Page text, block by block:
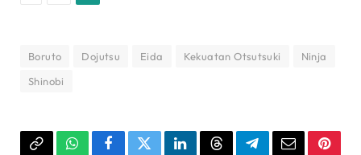
Boruto Dojutsu Eida Kekuatan Otsutsuki
Ninja
Shinobi